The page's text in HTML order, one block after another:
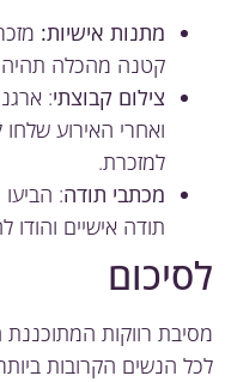
מתנות אישיות:מזכרת
קטנה מהכלה תהיה
צילום קבוצתי: ארגנו
ואחרי האירוע שלחו
למזכרת.
מכתבי תודה: הביעו
תודה אישיים והודו
רווקות המתוכננת
הנשים הקרובות ביותר